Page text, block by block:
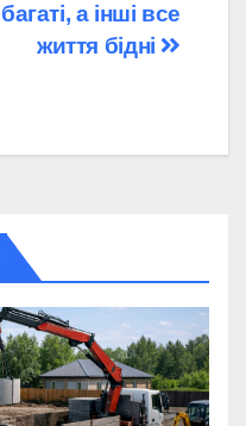
багаті, а інші все
життя бідні